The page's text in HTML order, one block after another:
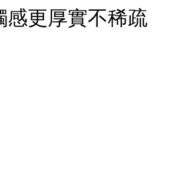
感更厚實不稀疏